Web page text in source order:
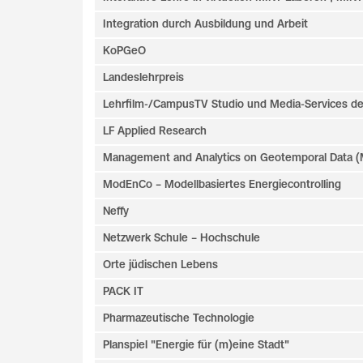
Integration durch Ausbildung und Arbeit
KoPGeO
Landeslehrpreis
Lehrfilm-/CampusTV Studio und Media-Services
LF Applied Research
Management and Analytics on Geotemporal Data
ModEnCo – Modellbasiertes Energiecontrolling
Neffy
Netzwerk Schule – Hochschule
Orte jüdischen Lebens
PACK IT
Pharmazeutische Technologie
Planspiel "Energie für (m)eine Stadt"